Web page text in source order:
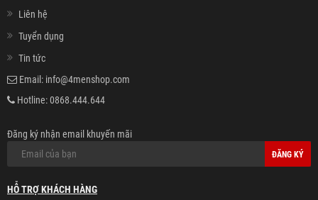
Liên hệ
Tuyển dụng
Tin tức
Email: info@4menshop.com
Hotline:0868.444.644
Đăng ký nhận email khuyến mãi
ĐĂNG KÝ
HỖ TRỢ KHÁCH HÀNG